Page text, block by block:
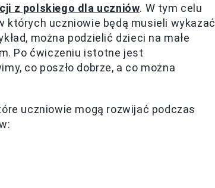
z polskiego dla uczniów. W tym celu
uczniowie będą musieli wykazać
można podzielić dzieci na małe
Po ćwiczeniu istotne jest
co poszło dobrze, a co można
uczniowie mogą rozwijać podczas